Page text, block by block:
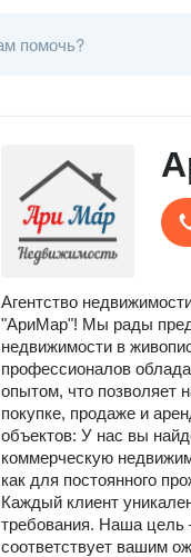
Агентство
"АриМар"! Мы рады
недвижимости в
профессионалов
опытом, что позволяет
покупке, продаже и
объектов: У нас вы
коммерческую
как для постоянного
Каждый клиент
требования. Наша цель
соответствует вашим